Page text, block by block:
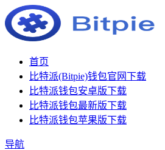
首页
比特派(Bitpie)钱包官网下载
比特派钱包安卓版下载
比特派钱包最新版下载
比特派钱包苹果版下载
导航